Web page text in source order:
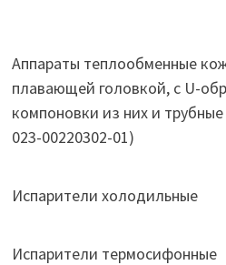
Аппараты теплообменные
плавающей головкой, с U-
компоновки из них и
023-00220302-01)
Испарители холодильные
Испарители термосифонные